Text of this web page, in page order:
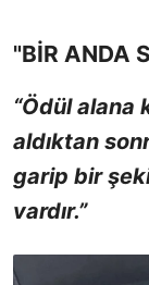
"BİR ANDA
“Ödül alana
aldıktan
garip bir
vardır.”